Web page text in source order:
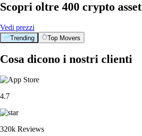
Scopri oltre 400 crypto asset
Vedi prezzi
Trending Top Movers
Cosa dicono i nostri clienti
4.7
320k Reviews